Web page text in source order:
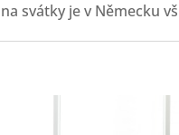
na svátky je v Německu